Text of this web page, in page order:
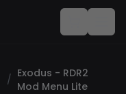
/ Exodus - RDR2
Mod Menu Lite